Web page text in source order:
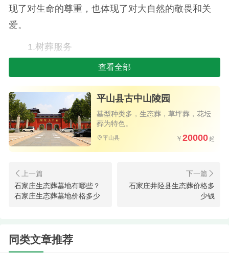
现了对生命的尊重，也体现了对大自然的敬畏和关
爱。
1.树葬服务
树葬是古中山陵园的一项特色服务，它将逝者
的骨灰安葬于树木之下，让逝者的生命以另一种方
式延续。这种安葬方式不仅节约了土地资源，也实
现了逝者与大自然的和谐共存。在古中山陵园，树
葬的价格大致在2万元左右，提供了多种不同的样式
供家属选择。家属可以根据自己的喜好和预算，选
2.壁葬服务
式，既节省土地资源又美观实用。由于壁葬服务的
查看全部
平山县古中山陵园
墓型种类多，生态葬，草坪葬，花坛
葬为特色。
平山县 20000
石家庄生态葬墓地有哪些？
石家庄生态葬墓地价格多少
石家庄井陉县生态葬价格多
少钱
同类文章推荐